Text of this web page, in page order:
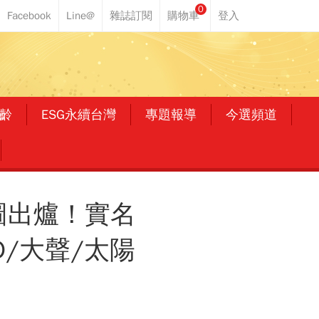
0
ESG永續台灣 專題報導 今選頻道
爐！實名
大聲/太陽